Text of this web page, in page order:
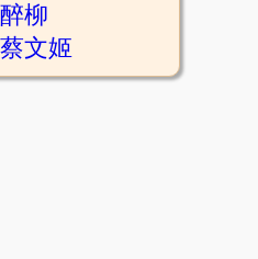
醉柳
蔡文姬